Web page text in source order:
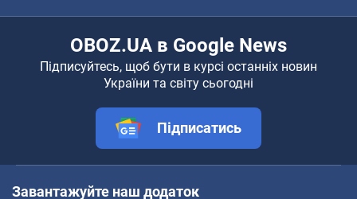
OBOZ.UA в Google News
Підписуйтесь, щоб бути в курсі останніх новин
України та світу сьогодні
Підписатись
Завантажуйте наш додаток